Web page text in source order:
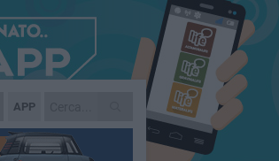
APP